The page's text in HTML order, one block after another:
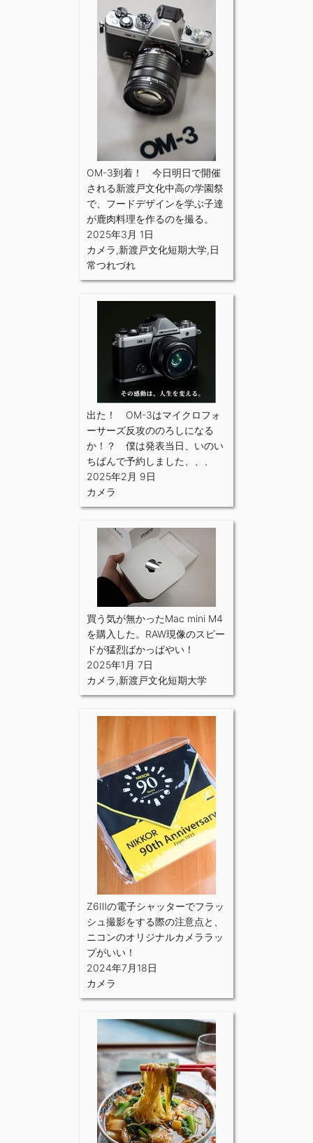
OM-3到着！ 今日明日で開催
される新渡戸文化中高の学園祭
で、フードデザインを学ぶ子達
が鹿肉料理を作るのを撮る。
2025年3月 1日
カメラ,新渡戸文化短期大学,日
常つれづれ
出た！ OM-3はマイクロフォ
ーサーズ反攻ののろしになる
か！？ 僕は発表当日、いのい
ちばんで予約しました、、、
2025年2月 9日
カメラ
買う気が無かったMac mini M4
を購入した。RAW現像のスピー
ドが猛烈ばかっぱやい！
2025年1月 7日
カメラ,新渡戸文化短期大学
Z6Ⅲの電子シャッターでフラッ
シュ撮影をする際の注意点と、
ニコンのオリジナルカメララッ
プがいい！
2024年7月18日
カメラ